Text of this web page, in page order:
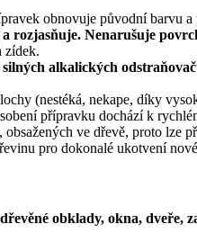
obnovuje původní barvu a
rozjasňuje. Nenarušuje
zídek.
alkalických
(nestéká, nekape, díky
přípravku dochází k
ve dřevě, proto lze
pro dokonalé ukotvení
obklady, okna, dveře,